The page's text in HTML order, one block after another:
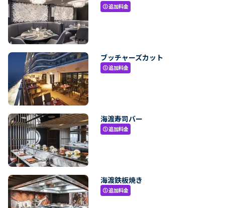
paid追加料金
ブッチャーズカット
paid追加料金
海渡寿司バー
paid追加料金
海渡鉄板焼き
paid追加料金